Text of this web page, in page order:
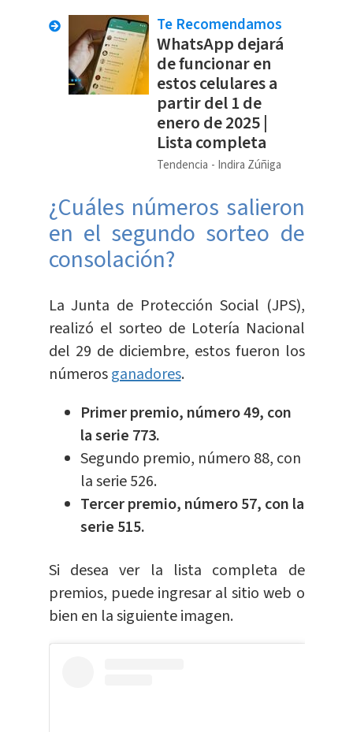
Te Recomendamos
WhatsApp dejará
de funcionar en
estos celulares a
partir del 1 de
enero de 2025 |
Lista completa
Tendencia Indira Zúñiga
¿Cuáles números salieron
en el segundo sorteo de
consolación?
La Junta de Protección Social (JPS),
realizó el sorteo de Lotería Nacional
del 29 de diciembre, estos fueron los
númerosganadores.
Primer premio, número 49, con
la serie 773.
Segundo premio, número 88, con
la serie 526.
Tercer premio, número 57, con la
serie 515.
Si desea ver la lista completa de
premios, puede ingresar al sitio web o
bien en la siguiente imagen.